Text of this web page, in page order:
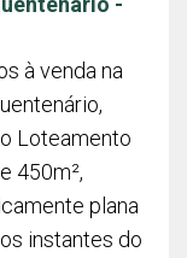
à venda na
Loteamento
450m²,
plana
instantes do